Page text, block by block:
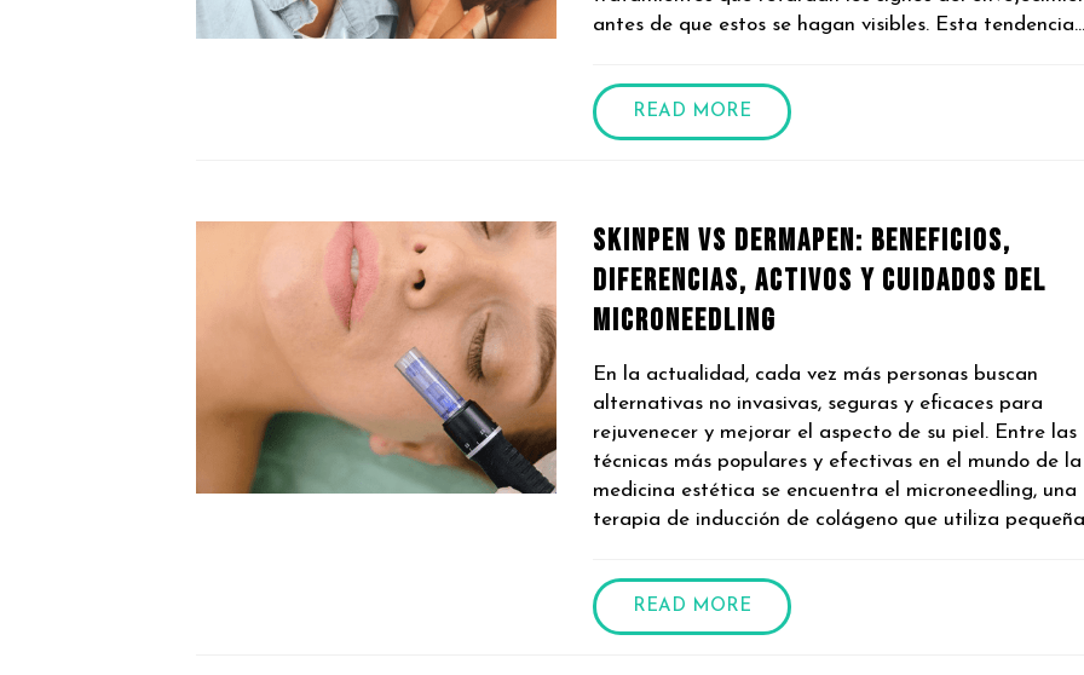
antes de que estos se hagan visibles. Esta tendencia...
READ MORE
SkinPen vs Dermapen: beneficios,
diferencias, activos y cuidados del
microneedling
En la actualidad, cada vez más personas buscan
alternativas no invasivas, seguras y eficaces para
rejuvenecer y mejorar el aspecto de su piel. Entre las
técnicas más populares y efectivas en el mundo de la
medicina estética se encuentra el microneedling, una
terapia de inducción de colágeno que utiliza
READ MORE